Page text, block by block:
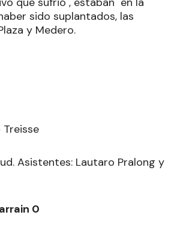
sido suplantados, las
y Medero.
Asistentes: Lautaro Pralong y
0